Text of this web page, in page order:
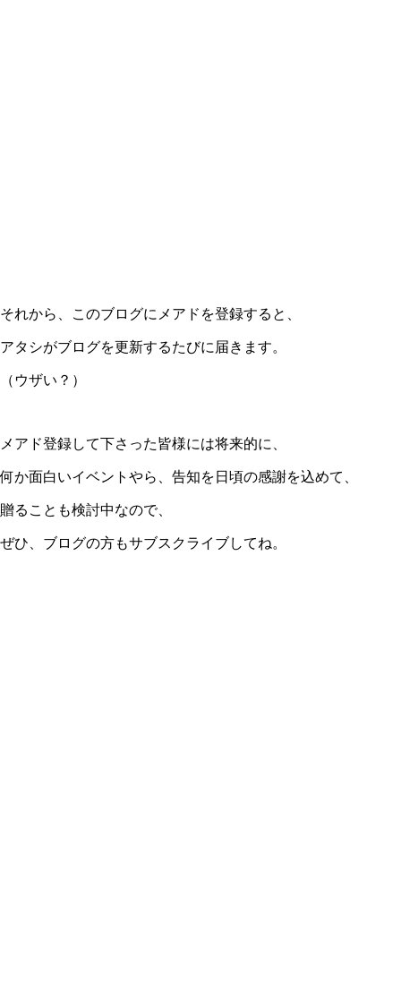
それから、このブログにメアドを登録すると、
アタシがブログを更新するたびに届きます。
（ウザい？）
メアド登録して下さった皆様には将来的に、
何か面白いイベントやら、告知を日頃の感謝を込めて、
贈ることも検討中なので、
ぜひ、ブログの方もサブスクライブしてね。